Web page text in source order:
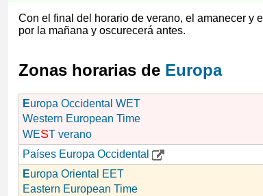
Con el final del horario de verano, el amanecer y
por la mañana y oscurecerá antes.
Zonas horarias de Europa
Europa Occidental WET
Western European Time
WEST verano
Países Europa Occidental
Europa Oriental EET
Eastern European Time